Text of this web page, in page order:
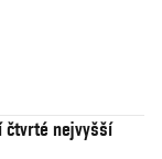
čtvrté nejvyšší